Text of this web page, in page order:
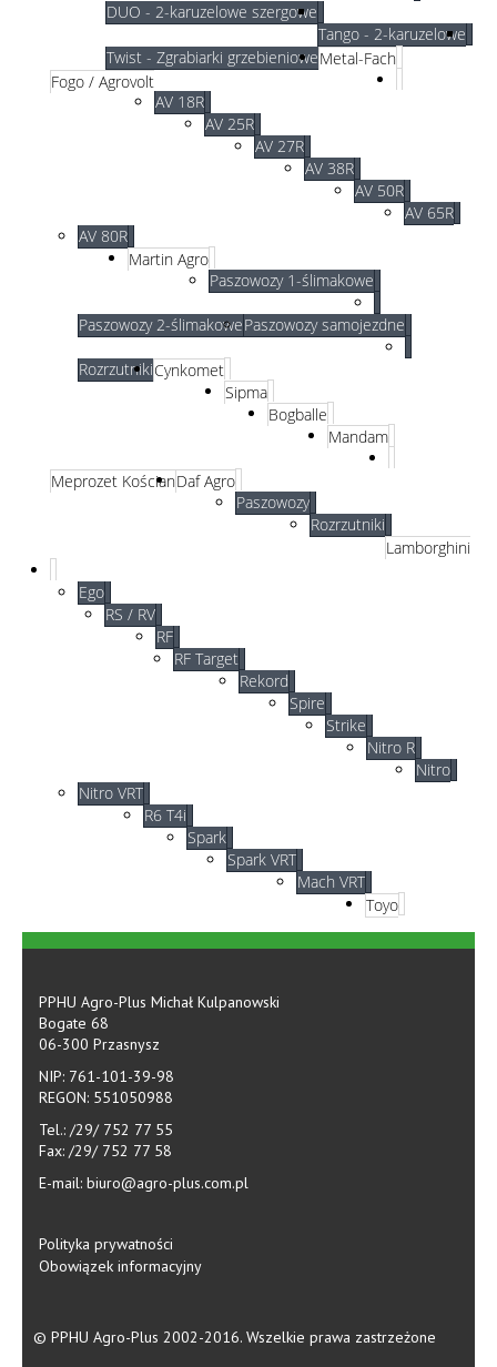
DUO - 2-karuzelowe szergowe
Tango - 2-karuzelowe
Twist - Zgrabiarki grzebienioweMetal-Fach
Fogo / Agrovolt
AV 18R
AV 25R
AV 27R
AV 38R
AV 50R
AV 65R
AV 80R
Martin Agro
Paszowozy 1-ślimakowe
Paszowozy 2-ślimakowePaszowozy samojezdne
RozrzutnikiCynkomet
Sipma
Bogballe
Mandam
Meprozet KościanDaf Agro
Paszowozy
Rozrzutniki
Lamborghini
Ego
RS / RV
RF
RF Target
Rekord
Spire
Strike
Nitro R
Nitro
Nitro VRT
R6 T4i
Spark
Spark VRT
Mach VRT
Toyo
PPHU Agro-Plus Michał Kulpanowski
Bogate 68
06-300 Przasnysz
NIP: 761-101-39-98
REGON: 551050988
Tel.: /29/ 752 77 55
Fax: /29/ 752 77 58
E-mail: biuro@agro-plus.com.pl
Polityka prywatności
Obowiązek informacyjny
© PPHU Agro-Plus 2002-2016. Wszelkie prawa zastrzeżone